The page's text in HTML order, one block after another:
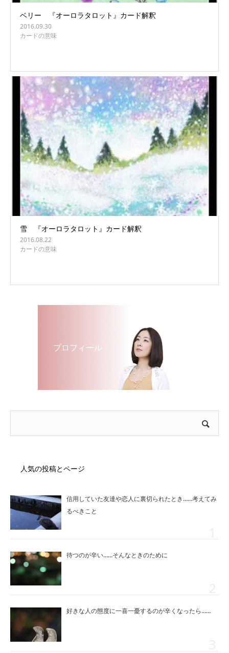
ベリー 『オーロラタロット』カード解釈
2016.09.30
カードの意味
雪 『オーロラタロット』カード解釈
2016.08.22
カードの意味
プロフィール
人気の投稿とページ
信用していた友達や恋人に裏切られたとき……考えてみ
るべきこと
待つのが辛い……そんなときのために
好きな人の態度に一喜一憂するのが辛くなったら……